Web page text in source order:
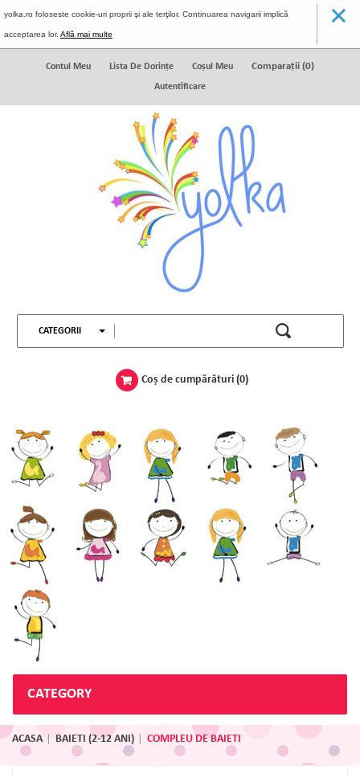
yolka.ro foloseste cookie-uri proprii şi ale terţilor. Continuarea navigarii implică
acceptarea lor. Află mai multe
×
Contul Meu Lista De Dorinţe Coșul Meu Comparaţii (0)
Autentificare
CATEGORII
Coş de cumpărături (0)
CATEGORY
ACASA BAIETI (2-12 ANI) COMPLEU DE BAIETI